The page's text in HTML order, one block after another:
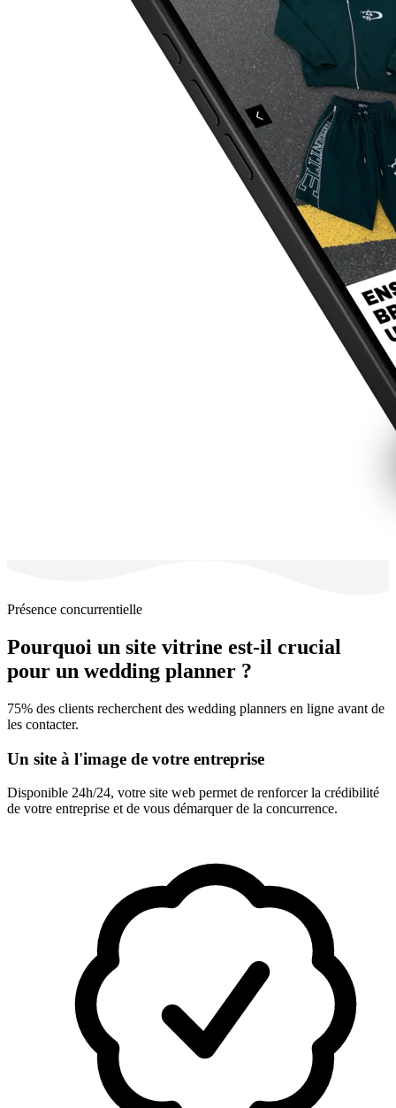
Présence concurrentielle
Pourquoi un site vitrine est-il crucial
pour un wedding planner ?
75% des clients recherchent des wedding planners en ligne avant de
les contacter.
Un site à l'image de votre entreprise
Disponible 24h/24, votre site web permet de renforcer la crédibilité
de votre entreprise et de vous démarquer de la concurrence.